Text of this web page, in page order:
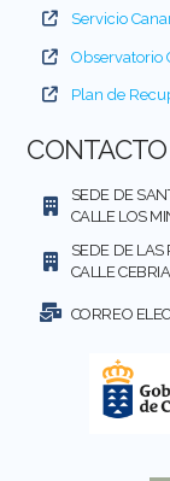
Servicio
Observatorio
Plan de
CONTACTO
SEDE DE
CALLE LOS
SEDE DE LAS
CALLE
CORREO